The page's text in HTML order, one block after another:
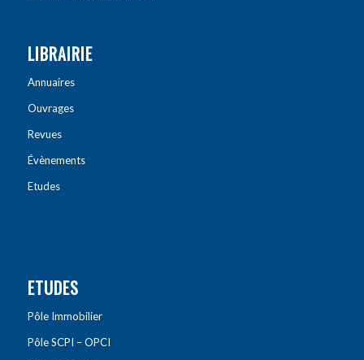
LIBRAIRIE
Annuaires
Ouvrages
Revues
Évènements
Etudes
ETUDES
Pôle Immobilier
Pôle SCPI – OPCI